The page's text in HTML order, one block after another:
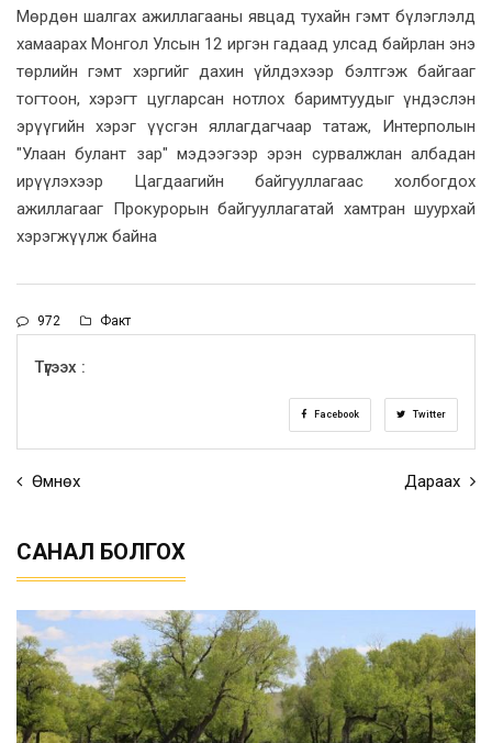
Мөрдөн шалгах ажиллагааны явцад тухайн гэмт бүлэглэлд
хамаарах Монгол Улсын 12 иргэн гадаад улсад байрлан энэ
төрлийн гэмт хэргийг дахин үйлдэхээр бэлтгэж байгааг
тогтоон, хэрэгт цугларсан нотлох баримтуудыг үндэслэн
эрүүгийн хэрэг үүсгэн яллагдагчаар татаж, Интерполын
"Улаан булант зар" мэдээгээр эрэн сурвалжлан албадан
ирүүлэхээр Цагдаагийн байгууллагаас холбогдох
ажиллагааг Прокурорын байгууллагатай хамтран шуурхай
хэрэгжүүлж байна
972 Факт
Түгээх :
Facebook Twitter
Өмнөх Дараах
САНАЛ БОЛГОХ